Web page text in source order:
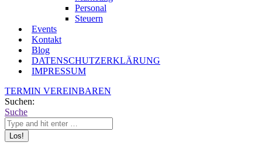
Personal
Steuern
Events
Kontakt
Blog
DATENSCHUTZERKLÄRUNG
IMPRESSUM
TERMIN VEREINBAREN
Suchen:
Suche